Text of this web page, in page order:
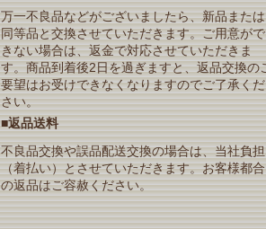
万一不良品などがございましたら、新品または
同等品と交換させていただきます。ご用意がで
きない場合は、返金で対応させていただきま
す。商品到着後2日を過ぎますと、返品交換の
要望はお受けできなくなりますのでご了承くだ
さい。
■返品送料
不良品交換や誤品配送交換の場合は、当社負担
（着払い）とさせていただきます。お客様都合
の返品はご容赦ください。